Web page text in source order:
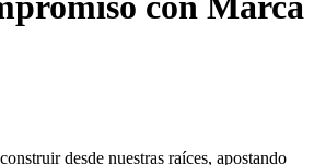
desde nuestras raíces, apostando